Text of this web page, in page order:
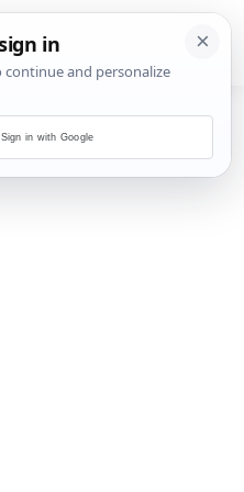
Sign in with Google